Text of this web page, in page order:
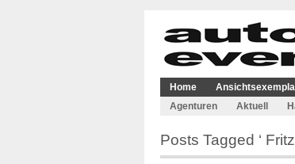
Home
Agenturen
Aktuell
Posts Tagged ‘